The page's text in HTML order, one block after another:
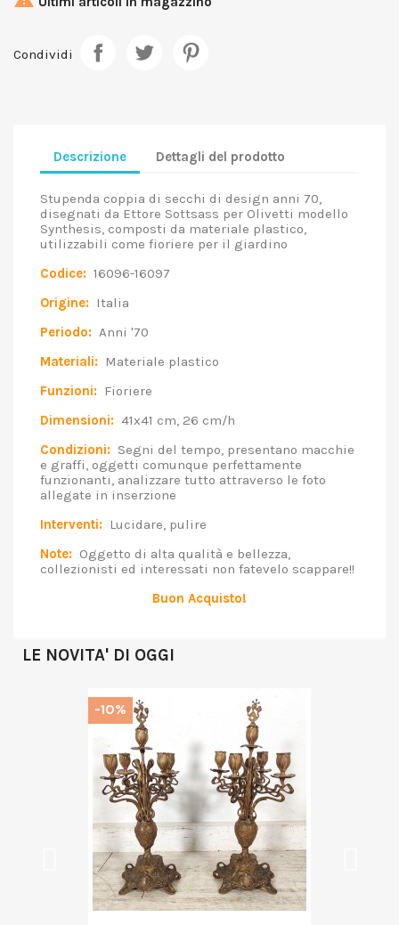
Condividi
Descrizione Dettagli del prodotto
Stupenda coppia di secchi di design anni 70,
disegnati da Ettore Sottsass per Olivetti modello
Synthesis, composti da materiale plastico,
utilizzabili come fioriere per il giardino
Codice: 16096-16097
Origine: Italia
Periodo: Anni '70
Materiali: Materiale plastico
Funzioni: Fioriere
Dimensioni: 41x41 cm, 26 cm/h
Condizioni: Segni del tempo, presentano macchie
e graffi, oggetti comunque perfettamente
funzionanti, analizzare tutto attraverso le foto
allegate in inserzione
Interventi: Lucidare, pulire
Note: Oggetto di alta qualità e bellezza,
collezionisti ed interessati non fatevelo scappare!!
Buon Acquisto!
LE NOVITA' DI OGGI